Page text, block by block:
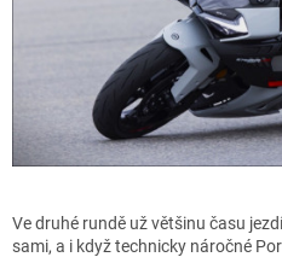
Ve druhé rundě už většinu času
sami, a i když technicky náročné